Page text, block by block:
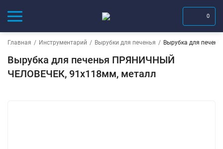
0
Главная / Инструментарий / Вырубки для печенья / Вырубка для
Вырубка для печенья ПРЯНИЧНЫЙ
ЧЕЛОВЕЧЕК, 91х118мм, металл